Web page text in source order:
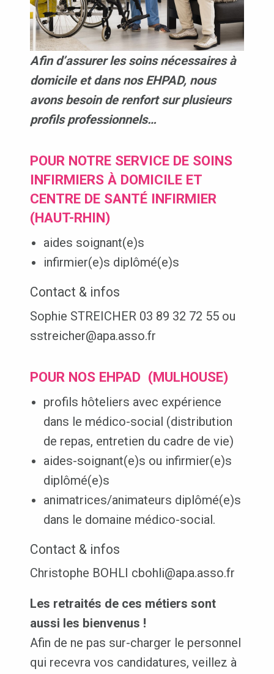
Afin d’assurer les soins nécessaires à
domicile et dans nos EHPAD, nous
avons besoin de renfort sur plusieurs
profils professionnels…
POUR NOTRE SERVICE DE SOINS
INFIRMIERS À DOMICILE ET
CENTRE DE SANTÉ INFIRMIER
(HAUT-RHIN)
aides soignant(e)s
infirmier(e)s diplômé(e)s
Contact & infos
Sophie STREICHER 03 89 32 72 55 ou
sstreicher@apa.asso.fr
POUR NOS EHPAD (MULHOUSE)
profils hôteliers avec expérience
dans le médico-social (distribution
de repas, entretien du cadre de vie)
aides-soignant(e)s ou infirmier(e)s
diplômé(e)s
animatrices/animateurs diplômé(e)s
dans le domaine médico-social.
Contact & infos
Christophe BOHLI cbohli@apa.asso.fr
Les retraités de ces métiers sont
aussi les bienvenus !
Afin de ne pas sur-charger le personnel
qui recevra vos candidatures, veillez à